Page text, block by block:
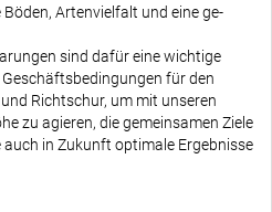
Artenvielfalt und eine ge-
sind dafür eine wichtige
für den
Richtschur, um mit unseren
zu agieren, die gemeinsamen Ziele
in Zukunft optimale Ergebnisse